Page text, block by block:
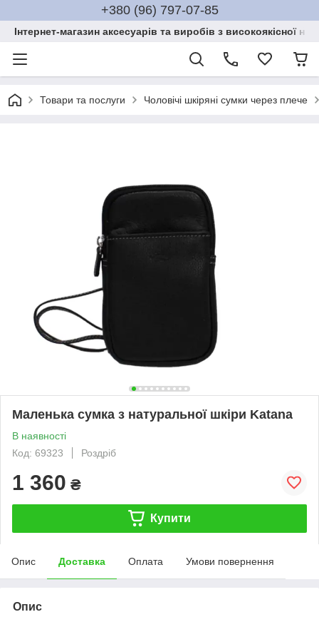
+380 (96) 797-07-85
Інтернет-магазин аксесуарів та виробів з високоякісної
Товари та послуги Чоловічі шкіряні сумки через плече
Маленька сумка з натуральної шкіри Katana
В наявності
Код: 69323
Роздріб
1 360 ₴
Купити
Опис Доставка Оплата Умови повернення
Опис